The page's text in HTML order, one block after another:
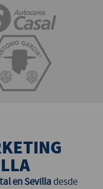
en Sevilladesde